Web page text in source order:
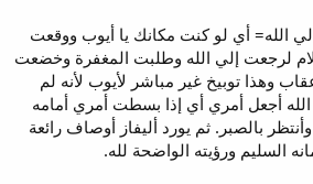
الله= أي لو كنت مكانك يا أيوب ووقعت
لرجعت إلي الله وطلبت المغفرة وخضعت
وهذا توبيخ غير مباشر لأيوب لأنه لم
أجعل أمري أي إذا بسطت أمري أمامه
بالصبر. ثم يورد أليفاز أوصاف رائعة
السليم ورؤيته الواضحة لله.